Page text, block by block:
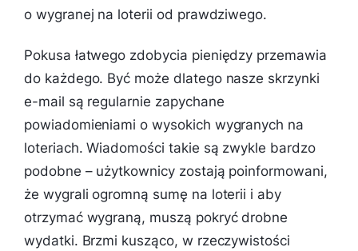
o wygranej na loterii od prawdziwego.
Pokusa łatwego zdobycia pieniędzy przemawia
do każdego. Być może dlatego nasze skrzynki
e-mail są regularnie zapychane
powiadomieniami o wysokich wygranych na
loteriach. Wiadomości takie są zwykle bardzo
podobne – użytkownicy zostają poinformowani,
że wygrali ogromną sumę na loterii i aby
otrzymać wygraną, muszą pokryć drobne
wydatki. Brzmi kusząco, w rzeczywistości